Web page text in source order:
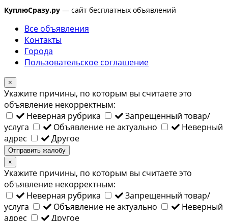
КуплюСразу.ру — сайт бесплатных объявлений
Все объявления
Контакты
Города
Пользовательское соглашение
×
Укажите причины, по которым вы считаете это
объявление некорректным:
Неверная рубрика
Запрещенный товар/
услуга
Объявление не актуально
Неверный
адрес
Другое
Отправить жалобу
×
Укажите причины, по которым вы считаете это
объявление некорректным:
Неверная рубрика
Запрещенный товар/
услуга
Объявление не актуально
Неверный
адрес
Другое